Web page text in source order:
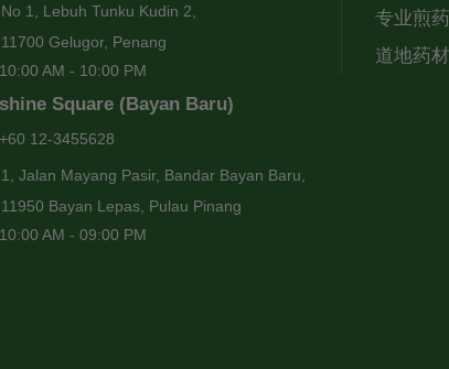
No 1, Lebuh Tunku Kudin 2,
11700 Gelugor, Penang
10:00 AM - 10:00 PM
Square (Bayan Baru)
+60 12-3455628
1, Jalan Mayang Pasir, Bandar Bayan Baru,
11950 Bayan Lepas, Pulau Pinang
10:00 AM - 09:00 PM
专业煎
道地药